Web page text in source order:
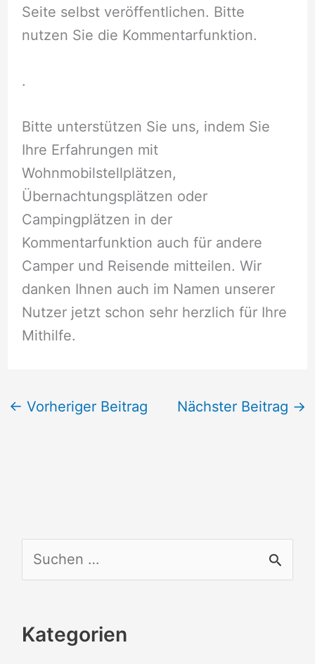
Seite selbst veröffentlichen. Bitte
nutzen Sie die Kommentarfunktion.
.
Bitte unterstützen Sie uns, indem Sie
Ihre Erfahrungen mit
Wohnmobilstellplätzen,
Übernachtungsplätzen oder
Campingplätzen in der
Kommentarfunktion auch für andere
Camper und Reisende mitteilen. Wir
danken Ihnen auch im Namen unserer
Nutzer jetzt schon sehr herzlich für Ihre
Mithilfe.
← Vorheriger Beitrag Nächster Beitrag →
u
h
Kategorien